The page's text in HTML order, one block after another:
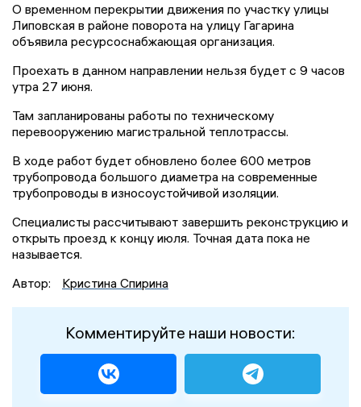
О временном перекрытии движения по участку улицы
Липовская в районе поворота на улицу Гагарина
объявила ресурсоснабжающая организация.
Проехать в данном направлении нельзя будет с 9 часов
утра 27 июня.
Там запланированы работы по техническому
перевооружению магистральной теплотрассы.
В ходе работ будет обновлено более 600 метров
трубопровода большого диаметра на современные
трубопроводы в износоустойчивой изоляции.
Специалисты рассчитывают завершить реконструкцию и
открыть проезд к концу июля. Точная дата пока не
называется.
Автор:
Кристина Спирина
Комментируйте наши новости: